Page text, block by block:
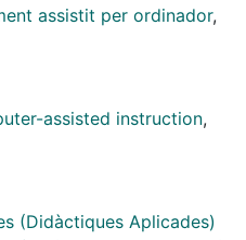
un canvi: del paper al
una nova manera
assistit per ordinador,
assisted instruction,
(Didàctiques Aplicades)